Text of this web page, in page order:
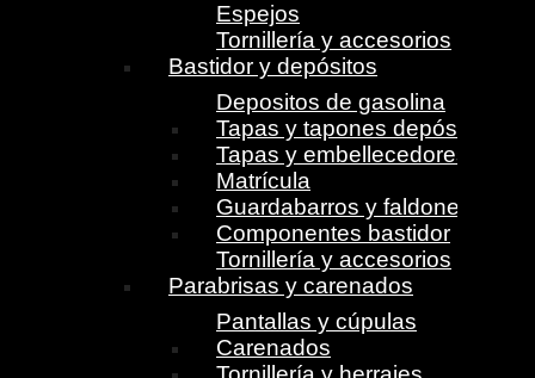
Espejos
Tornillería y accesorios
Bastidor y depósitos
Depositos de gasolina
Tapas y tapones depósito
Tapas y embellecedores
Matrícula
Guardabarros y faldones
Componentes bastidor
Tornillería y accesorios
Parabrisas y carenados
Pantallas y cúpulas
Carenados